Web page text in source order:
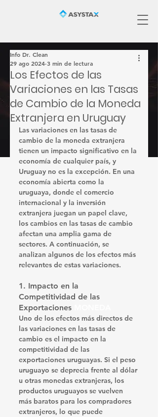
Los Efectos de las
Variaciones en las Tasas
de Cambio de la Moneda
Extranjera en Uruguay
Info Dr. Clean
29 ago 2024 3 min de lectura
Las variaciones en las tasas de
cambio de la moneda extranjera
tienen un impacto significativo en la
economía de cualquier país, y
Uruguay no es la excepción. En una
economía abierta como la
uruguaya, donde el comercio
internacional y la inversión
extranjera juegan un papel clave,
los cambios en las tasas de cambio
afectan una amplia gama de
sectores. A continuación, se
analizan algunos de los efectos más
relevantes de estas variaciones.
1. Impacto en la
Competitividad de las
Exportaciones
Uno de los efectos más directos de
las variaciones en las tasas de
cambio es el impacto en la
competitividad de las
exportaciones uruguayas. Si el peso
uruguayo se deprecia frente al dólar
u otras monedas extranjeras, los
productos uruguayos se vuelven
más baratos para los compradores
extranjeros, lo que puede